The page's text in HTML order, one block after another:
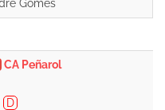
CA Peñarol
D